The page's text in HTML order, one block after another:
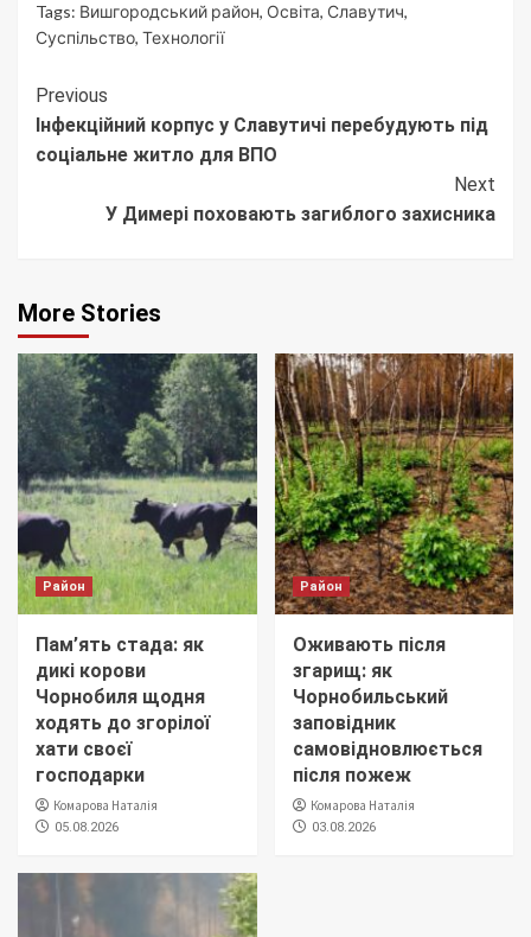
Tags: Вишгородський район, Освіта, Славутич,
Суспільство, Технології
Continue
Reading
Previous
Інфекційний корпус у Славутичі перебудують під
соціальне житло для ВПО
Next
У Димері поховають загиблого захисника
More Stories
Район
Пам’ять стада: як
дикі корови
Чорнобиля щодня
ходять до згорілої
хати своєї
господарки
Комарова Наталія
05.08.2026
Район
Оживають після
згарищ: як
Чорнобильський
заповідник
самовідновлюється
після пожеж
Комарова Наталія
03.08.2026